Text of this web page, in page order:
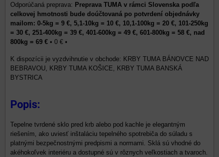
Preprava TUMA v rámci Slovenska podľa
celkovej hmotnosti bude doúčtovaná po potvrdení objednávky
mailom: 0-5kg = 9 €, 5,1-10kg = 10 €, 10,1-100kg = 20 €, 101-250kg
= 30 €, 251-400kg = 39 €, 401-600kg = 49 €, 601-800kg = 58 €, nad
800kg = 69 € • 0 € •
KRBY TUMA BÁNOVCE NAD
BEBRAVOU, KRBY TUMA KOŠICE, KRBY TUMA BANSKÁ
BYSTRICA
Popis:
Tepelne tvrdené sklo pred krb alebo pod kachle je elegantným
riešením, ako uviesť inštaláciu tepelného spotrebiča do súladu s
platnými bezpečnostnými predpismi a normami. Sklá sú vhodné do
akéhokoľvek interiéru a dostupné sú v rôznych veľkostiach a tvaroch.